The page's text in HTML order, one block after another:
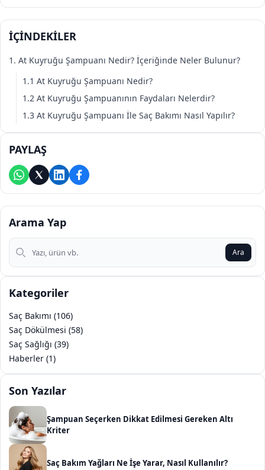
İÇİNDEKİLER
1. At Kuyruğu Şampuanı Nedir? İçeriğinde Neler Bulunur?
1.1 At Kuyruğu Şampuanı Nedir?
1.2 At Kuyruğu Şampuanının Faydaları Nelerdir?
1.3 At Kuyruğu Şampuanı İle Saç Bakımı Nasıl Yapılır?
PAYLAŞ
Arama Yap
Arama Yap
Ara
Kategoriler
Saç Bakımı (106)
Saç Dökülmesi (58)
Saç Sağlığı (39)
Haberler (1)
Son Yazılar
Şampuan Seçerken Dikkat Edilmesi Gereken Altı
Kriter
Saç Bakım Yağları Ne İşe Yarar, Nasıl Kullanılır?